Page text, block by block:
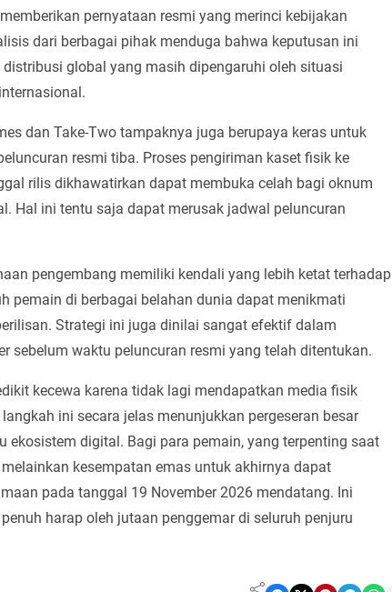
pernyataan resmi yang merinci kebijakan
dari berbagai pihak menduga bahwa keputusan ini
global yang masih dipengaruhi oleh situasi
dan Take-Two tampaknya juga berupaya keras untuk
resmi tiba. Proses pengiriman kaset fisik ke
rilis dikhawatirkan dapat membuka celah bagi oknum
Hal ini tentu saja dapat merusak jadwal peluncuran
pengembang memiliki kendali yang lebih ketat terhadap
pemain di berbagai belahan dunia dapat menikmati
Strategi ini juga dinilai sangat efektif dalam
sebelum waktu peluncuran resmi yang telah ditentukan.
kecewa karena tidak lagi mendapatkan media fisik
ini secara jelas menunjukkan pergeseran besar
digital. Bagi para pemain, yang terpenting saat
kesempatan emas untuk akhirnya dapat
pada tanggal 19 November 2026 mendatang. Ini
harap oleh jutaan penggemar di seluruh penjuru